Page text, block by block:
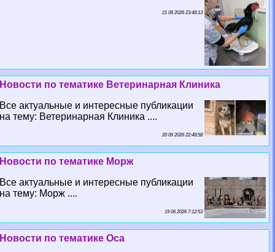
21 06 2026 23:48:13
Новости по тематике Ветеринарная Клиника
Все актуальные и интересные публикации
на тему: Ветеринарная Клиника ....
20 06 2026 22:48:58
Новости по тематике Морж
Все актуальные и интересные публикации
на тему: Морж ....
19 06 2026 7:12:53
Новости по тематике Оса